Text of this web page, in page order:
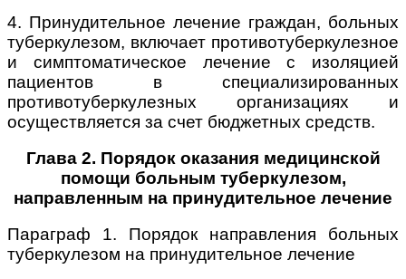
4. Принудительное лечение граждан, больных
туберкулезом, включает противотуберкулезное
и симптоматическое лечение с изоляцией
пациентов в специализированных
противотуберкулезных организациях и
осуществляется за счет бюджетных средств.
Глава 2. Порядок оказания медицинской
помощи больным туберкулезом,
направленным на принудительное лечение
Параграф 1. Порядок направления больных
туберкулезом на принудительное лечение